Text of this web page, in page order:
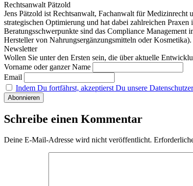
Rechtsanwalt Pätzold
Jens Pätzold ist Rechtsanwalt, Fachanwalt für
strategischen Optimierung und hat dabei zahlreichen
Beratungsschwerpunkte sind das Compliance
Hersteller von Nahrungsergänzungsmitteln oder Kosmetika).
Newsletter
Wollen Sie unter den Ersten sein, die über aktuelle
Vorname oder ganzer Name
Email
Indem Du fortfährst, akzeptierst Du unsere
Schreibe einen Kommentar
Deine E-Mail-Adresse wird nicht veröffentlicht.